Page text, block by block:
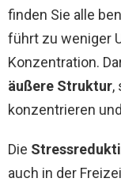
finden Sie alle
führt zu weniger
Konzentration.
äußere Struktur,
konzentrieren
Die
auch in der